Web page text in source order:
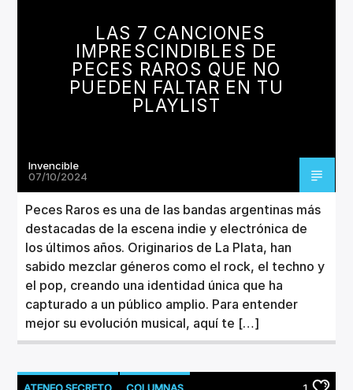
Invencible Radio
LAS 7 CANCIONES
IMPRESCINDIBLES DE
PECES RAROS QUE NO
PUEDEN FALTAR EN TU
PLAYLIST
Invencible
07/10/2024
Peces Raros es una de las bandas argentinas más
destacadas de la escena indie y electrónica de
los últimos años. Originarios de La Plata, han
sabido mezclar géneros como el rock, el techno y
el pop, creando una identidad única que ha
capturado a un público amplio. Para entender
mejor su evolución musical, aquí te […]